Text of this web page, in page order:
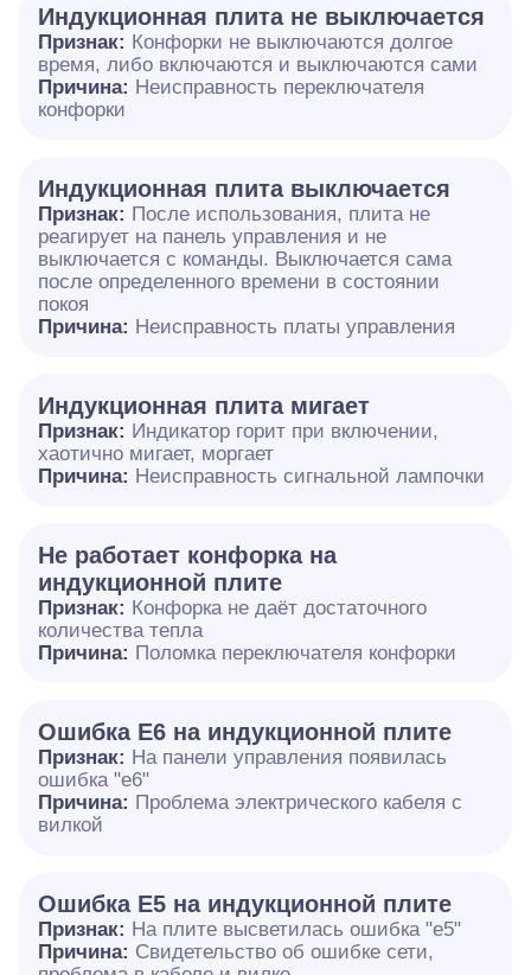
Индукционная плита не выключается
Признак: Конфорки не выключаются долгое
время, либо включаются и выключаются сами
Причина: Неисправность переключателя
конфорки
Индукционная плита выключается
Признак: После использования, плита не
реагирует на панель управления и не
выключается с команды. Выключается сама
после определенного времени в состоянии
покоя
Причина: Неисправность платы управления
Индукционная плита мигает
Признак: Индикатор горит при включении,
хаотично мигает, моргает
Причина: Неисправность сигнальной лампочки
Не работает конфорка на
индукционной плите
Признак: Конфорка не даёт достаточного
количества тепла
Причина: Поломка переключателя конфорки
Ошибка E6 на индукционной плите
Признак: На панели управления появилась
ошибка "e6"
Причина: Проблема электрического кабеля с
вилкой
Ошибка Е5 на индукционной плите
Признак: На плите высветилась ошибка "е5"
Причина: Свидетельство об ошибке сети,